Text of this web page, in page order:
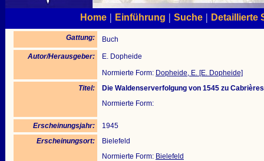
Home| Einführung | Suche| Detaillierte
Gattung: Buch
Autor/Herausgeber:
E. Dopheide
Normierte Form: Dopheide, E. [E. Dopheide]
Titel:
Die Waldenserverfolgung von 1545 zu
Normierte Form:
Erscheinungsjahr:
1945
Erscheinungsort:
Bielefeld
Normierte Form: Bielefeld